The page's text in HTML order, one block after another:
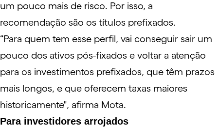
um pouco mais de risco. Por isso, a
recomendação são os títulos prefixados.
“Para quem tem esse perfil, vai conseguir sair um
pouco dos ativos pós-fixados e voltar a atenção
para os investimentos prefixados, que têm prazos
mais longos, e que oferecem taxas maiores
historicamente", afirma Mota.
Para investidores arrojados